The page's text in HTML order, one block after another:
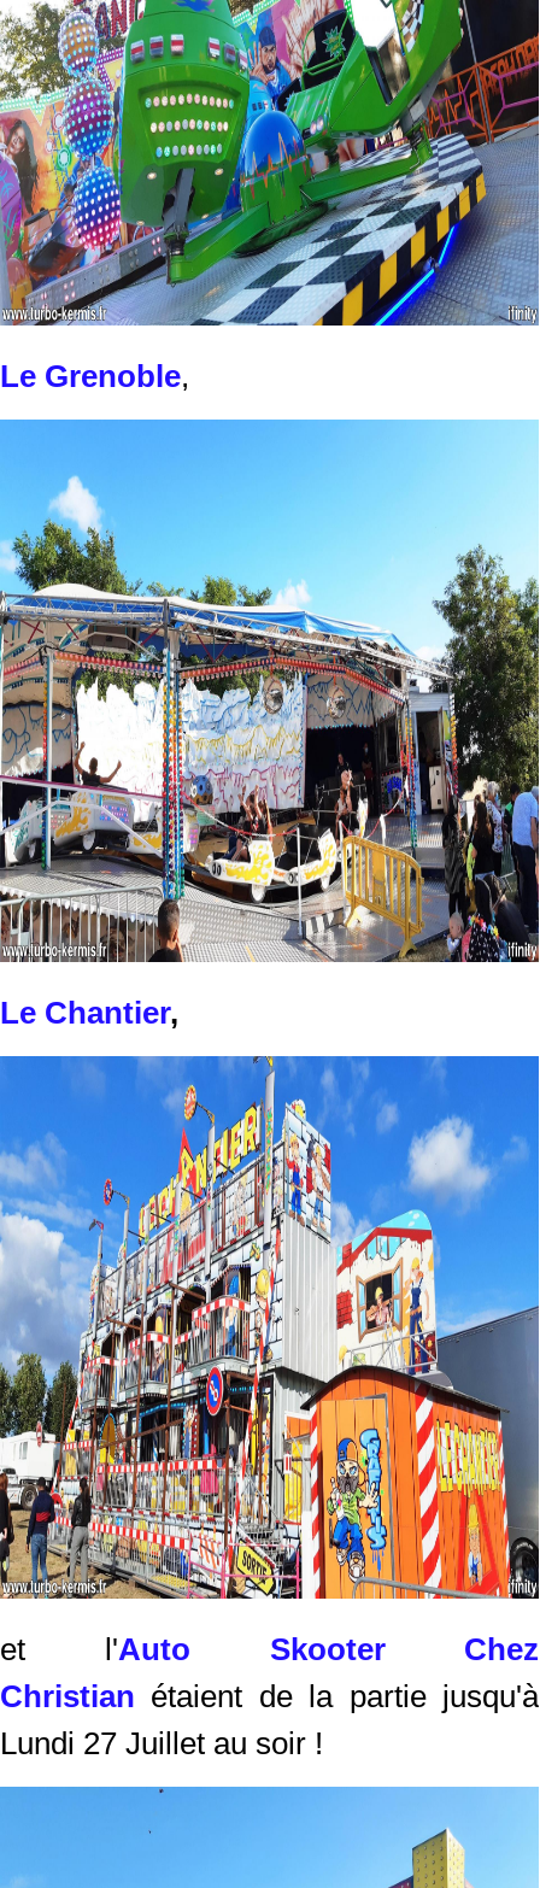
Le Grenoble,
Le Chantier,
et l'Auto Skooter Chez
Christian étaient de la partie jusqu'à
Lundi 27 Juillet au soir !